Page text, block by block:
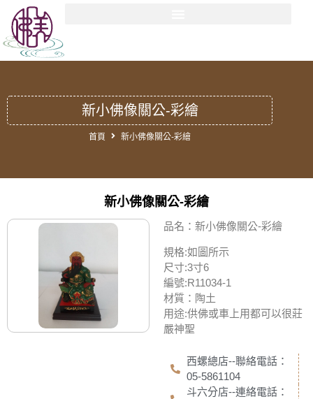
新小佛像關公-彩繪
首頁 新小佛像關公-彩繪
新小佛像關公-彩繪
品名：新小佛像關公-彩繪
規格:如圖所示
尺寸:3寸6
編號:R11034-1
材質：陶土
用途:供佛或車上用都可以很莊
嚴神聖
西螺總店--聯絡電話：
05-5861104
斗六分店--連絡電話：